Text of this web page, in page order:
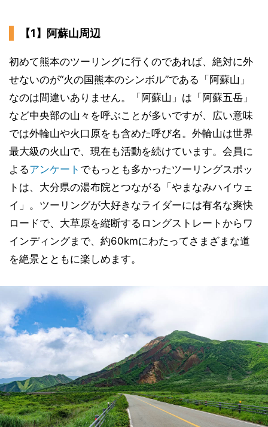
【1】阿蘇山周辺
初めて熊本のツーリングに行くのであれば、絶対に外
せないのが“火の国熊本のシンボル”である「阿蘇山」
なのは間違いありません。「阿蘇山」は「阿蘇五岳」
など中央部の山々を呼ぶことが多いですが、広い意味
では外輪山や火口原をも含めた呼び名。外輪山は世界
最大級の火山で、現在も活動を続けています。会員に
よるアンケート でもっとも多かったツーリングスポッ
トは、大分県の湯布院とつながる「やまなみハイウェ
イ」。ツーリングが大好きなライダーには有名な爽快
ロードで、大草原を縦断するロングストレートからワ
インディングまで、約60kmにわたってさまざまな道
を絶景とともに楽しめます。